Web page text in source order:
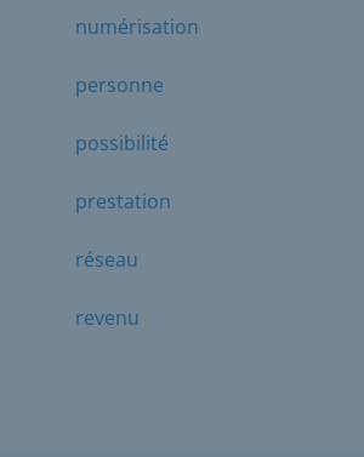
numérisation
personne
possibilité
prestation
réseau
revenu